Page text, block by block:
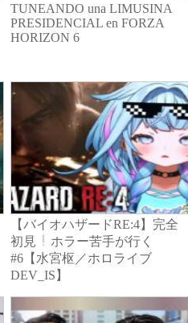
TUNEANDO una LIMUSINA
PRESIDENCIAL en FORZA
HORIZON 6
【バイオハザードRE:4】完全
初見
ホラー苦手が行く
#6【水宮枢／ホロライブ
DEV_IS】